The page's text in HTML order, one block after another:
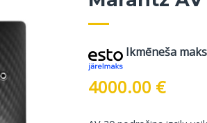
Ikmēneša
4000.00 €